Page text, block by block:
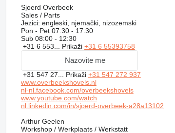
Sjoerd Overbeek
Sales / Parts
Jezici: engleski, njemački, nizozemski
Pon - Pet 07:30 - 17:30
Sub 08:00 - 12:30
+31 6 553... Prikaži +31 6 55393758
Nazovite me
+31 547 27... Prikaži +31 547 272 937
www.overbeekshovels.nl
nl-nl.facebook.com/overbeekshovels
www.youtube.com/watch
nl.linkedin.com/in/sjoerd-overbeek-a28a13102
Arthur Geelen
Workshop / Werkplaats / Werkstatt